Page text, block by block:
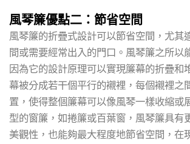
風琴簾優點二：節省空間
風琴簾的折疊式設計可以節省空間，尤其
間或需要經常出入的門口。風琴簾之所以
因為它的設計原理可以實現簾幕的折疊和
幕被分成若干個平行的襯裡，每個襯裡之
置，使得整個簾幕可以像風琴一樣收縮或
型的窗簾，如捲簾或百葉窗，風琴簾具有
美觀性，也能夠最大程度地節省空間，在